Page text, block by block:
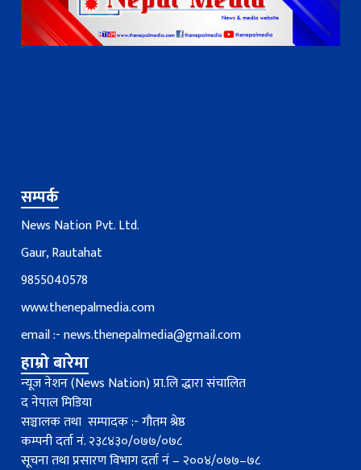
सम्पर्क
News Nation Pvt. Ltd.
Gaur, Rautahat
9855040578
www.thenepalmedia.com
email :-news.thenepalmedia@gmail.com
हाम्रो बारेमा
न्यूज नेशन (News Nation) प्रा.लि द्धारा संचालित
द नेपाल मिडिया
सञ्चालक तथा सम्पादक :- गौतम श्रेष्ठ
कम्पनी दर्ता नं. २३८४३०/०७७/०७८
सूचना तथा प्रसारण विभाग दर्ता नंं – २००४/०७७–७८